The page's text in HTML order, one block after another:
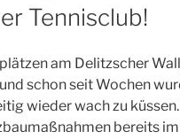
Tennisclub!
am Delitzscher
schon seit Wochen
wieder wach zu
bereits